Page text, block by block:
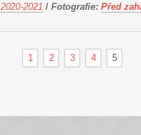
2020-2021 / Fotografie: Před
1 2 3 4 5